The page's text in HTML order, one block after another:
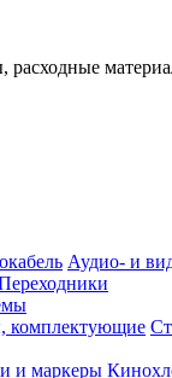
расходные
Аудио- и